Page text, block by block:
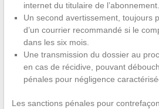
internet du titulaire de l’abonnement.
Un second avertissement, toujours
d’un courrier recommandé si le
dans les six mois.
Une transmission du dossier au
en cas de récidive, pouvant
pénales pour négligence
Les sanctions pénales pour